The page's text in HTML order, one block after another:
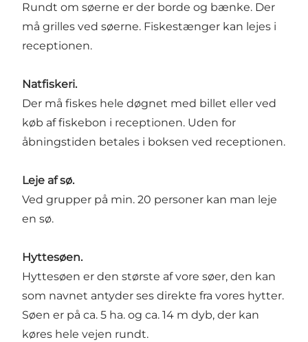
Rundt om søerne er der borde og bænke. Der
må grilles ved søerne. Fiskestænger kan lejes i
receptionen.
Natfiskeri.
Der må fiskes hele døgnet med billet eller ved
køb af fiskebon i receptionen. Uden for
åbningstiden betales i boksen ved receptionen.
Leje af sø.
Ved grupper på min. 20 personer kan man leje
en sø.
Hyttesøen.
Hyttesøen er den største af vore søer, den kan
som navnet antyder ses direkte fra vores hytter.
Søen er på ca. 5 ha. og ca. 14 m dyb, der kan
køres hele vejen rundt.